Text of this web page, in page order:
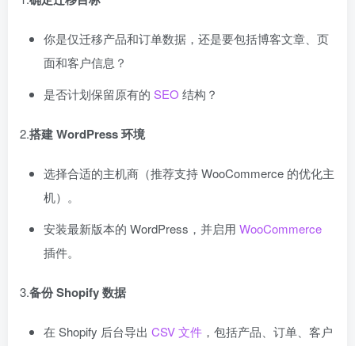
你是仅迁移产品和订单数据，还是要包括博客文章、页
面和客户信息？
是否计划保留原有的 SEO 结构？
2.搭建 WordPress 环境
选择合适的主机商（推荐支持 WooCommerce 的优化主
机）。
安装最新版本的 WordPress，并启用 WooCommerce
插件。
3.备份 Shopify 数据
在 Shopify 后台导出 CSV 文件 ，包括产品、订单、客户